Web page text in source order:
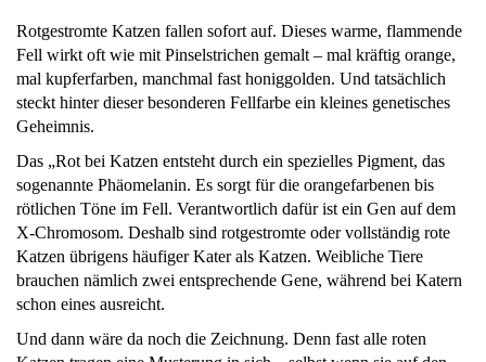
Rotgestromte Katzen fallen sofort auf. Dieses warme, flammende
Fell wirkt oft wie mit Pinselstrichen gemalt – mal kräftig orange,
mal kupferfarben, manchmal fast honiggolden. Und tatsächlich
steckt hinter dieser besonderen Fellfarbe ein kleines genetisches
Geheimnis.
Das „Rot bei Katzen entsteht durch ein spezielles Pigment, das
sogenannte Phäomelanin. Es sorgt für die orangefarbenen bis
rötlichen Töne im Fell. Verantwortlich dafür ist ein Gen auf dem
X-Chromosom. Deshalb sind rotgestromte oder vollständig rote
Katzen übrigens häufiger Kater als Katzen. Weibliche Tiere
brauchen nämlich zwei entsprechende Gene, während bei Katern
schon eines ausreicht.
Und dann wäre da noch die Zeichnung. Denn fast alle roten